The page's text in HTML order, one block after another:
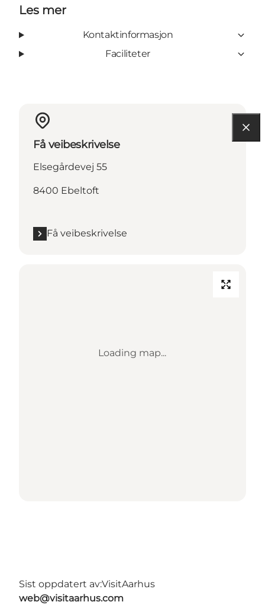
Les mer
Kontaktinformasjon
Faciliteter
Få veibeskrivelse
Elsegårdevej 55
8400 Ebeltoft
Få veibeskrivelse
Loading map...
Sist oppdatert av:VisitAarhus
web@visitaarhus.com